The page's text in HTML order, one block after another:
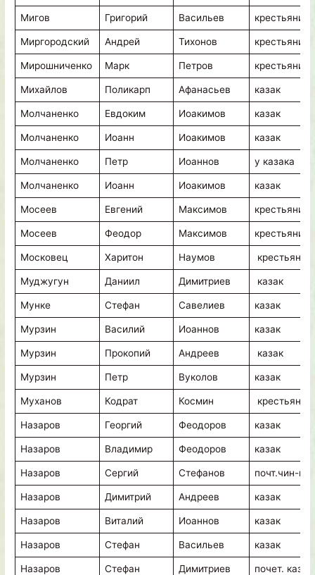
Мигов Григорий Васильев крестьянин
Миргородский Андрей Тихонов крестьянин
Мирошниченко Марк Петров крестьянин
Михайлов Поликарп Афанасьев казак
Молчаненко Евдоким Иоакимов казак
Молчаненко Иоанн Иоакимов казак
Молчаненко Петр Иоаннов у казака
Молчаненко Иоанн Иоакимов казак
Мосеев Евгений Максимов крестьянин
Мосеев Феодор Максимов крестьянин
Московец Харитон Наумов крестьянин
Муджугун Даниил Димитриев казак
Мунке Стефан Савелиев казак
Мурзин Василий Иоаннов казак
Мурзин Прокопий Андреев казак
Мурзин Петр Вуколов казак
Муханов Кодрат Космин крестьянин
Назаров Георгий Феодоров казак
Назаров Владимир Феодоров казак
Назаров Сергий Стефанов почт.чин-ик
Назаров Димитрий Андреев казак
Назаров Виталий Иоаннов казак
Назаров Стефан Васильев казак
Назаров Стефан Димитриев почет. казак